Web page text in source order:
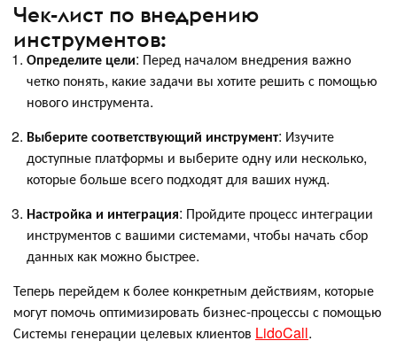
Чек-лист по внедрению
инструментов:
Определите цели: Перед началом внедрения важно
четко понять, какие задачи вы хотите решить с помощью
нового инструмента.
Выберите соответствующий инструмент: Изучите
доступные платформы и выберите одну или несколько,
которые больше всего подходят для ваших нужд.
Настройка и интеграция: Пройдите процесс интеграции
инструментов с вашими системами, чтобы начать сбор
данных как можно быстрее.
Теперь перейдем к более конкретным действиям, которые
могут помочь оптимизировать бизнес-процессы с помощью
Системы генерации целевых клиентов LidoCall.